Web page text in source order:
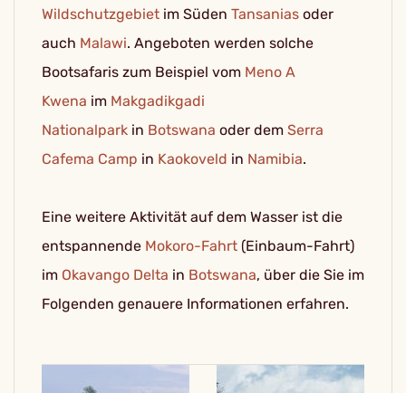
Wildschutzgebiet im Süden Tansanias oder
auch Malawi. Angeboten werden solche
Bootsafaris zum Beispiel vom Meno A
Kwena im Makgadikgadi
Nationalpark in Botswana oder dem Serra
Cafema Camp in Kaokoveld in Namibia.
Eine weitere Aktivität auf dem Wasser ist die
entspannende Mokoro-Fahrt (Einbaum-Fahrt)
im Okavango Delta in Botswana, über die Sie im
Folgenden genauere Informationen erfahren.